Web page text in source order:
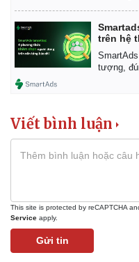
trên hệ
tượng,
Viết bình luận
This site is protected by reCAPTCHA
Service apply.
Gửi tin